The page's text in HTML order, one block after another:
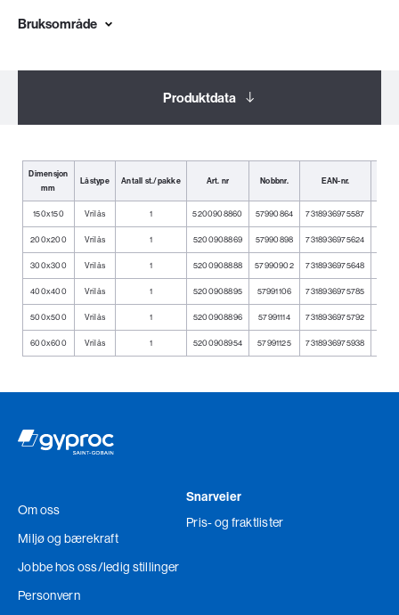
Bruksområde
Produktdata
Relaterte produkter
Dimensjon
mm
Låstype Antall st./pakke Art. nr Nobbnr. EAN-nr.
150x150 Vrilås 1 5200908860 57990864 7318936975587
200x200 Vrilås 1 5200908869 57990898 7318936975624
300x300 Vrilås 1 5200908888 57990902 7318936975648
400x400 Vrilås 1 5200908895 57991106 7318936975785
500x500 Vrilås 1 5200908896 57991114 7318936975792
600x600 Vrilås 1 5200908954 57991125 7318936975938
Om oss
Miljø og bærekraft
Jobbe hos oss/ledig stillinger
Personvern
Snarveier
Pris- og fraktlister